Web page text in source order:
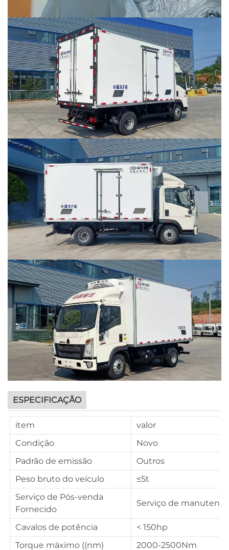
ESPECIFICAÇÃO
item
valor
Condição
Novo
Padrão de emissão
Outros
Peso bruto do veículo
≤5t
Serviço de Pós-venda
Fornecido
Serviço de
Cavalos de potência
< 150hp
Torque máximo ((nm)
2000-2500Nm